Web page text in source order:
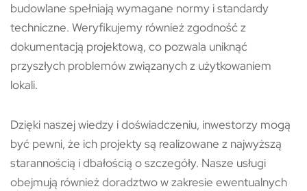
budowlane spełniają wymagane normy i standardy
techniczne. Weryfikujemy również zgodność z
dokumentacją projektową, co pozwala uniknąć
przyszłych problemów związanych z użytkowaniem
lokali.
Dzięki naszej wiedzy i doświadczeniu, inwestorzy mogą
być pewni, że ich projekty są realizowane z najwyższą
starannością i dbałością o szczegóły. Nasze usługi
obejmują również doradztwo w zakresie ewentualnych